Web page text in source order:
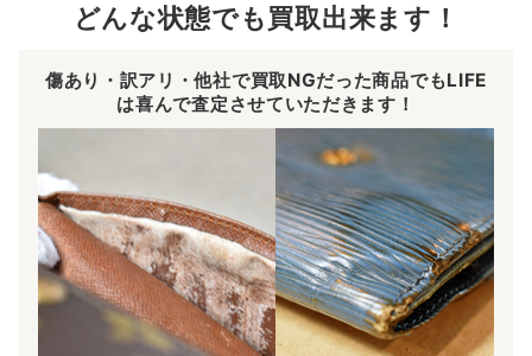
どんな状態でも買取出来ます！
傷あり・訳アリ・他社で買取NGだった商品でもLIFE
は喜んで査定させていただきます！